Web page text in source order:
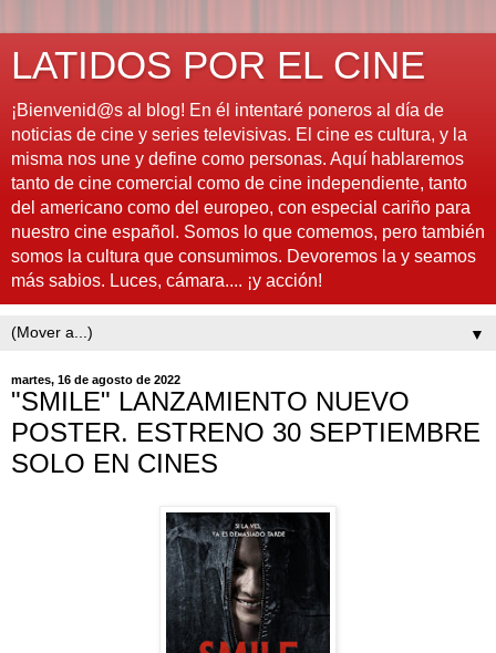
LATIDOS POR EL CINE
¡Bienvenid@s al blog! En él intentaré poneros al día de
noticias de cine y series televisivas. El cine es cultura, y la
misma nos une y define como personas. Aquí hablaremos
tanto de cine comercial como de cine independiente, tanto
del americano como del europeo, con especial cariño para
nuestro cine español. Somos lo que comemos, pero también
somos la cultura que consumimos. Devoremos la y seamos
más sabios. Luces, cámara.... ¡y acción!
▼
martes, 16 de agosto de 2022
"SMILE" LANZAMIENTO NUEVO
POSTER. ESTRENO 30 SEPTIEMBRE
SOLO EN CINES